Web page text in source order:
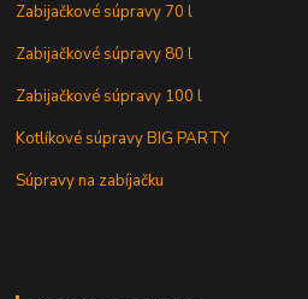
Zabijačkové súpravy 70 l
Zabijačkové súpravy 80 l
Zabijačkové súpravy 100 l
Kotlíkové súpravy BIG PARTY
Súpravy na zabíjačku